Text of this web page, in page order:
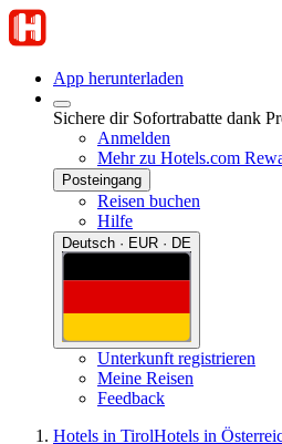
App herunterladen
Sichere dir Sofortrabatte dank
Anmelden
Mehr zu Hotels.com
Posteingang
Reisen buchen
Hilfe
Deutsch · EUR · DE
Unterkunft registrieren
Meine Reisen
Feedback
Hotels in TirolHotels in